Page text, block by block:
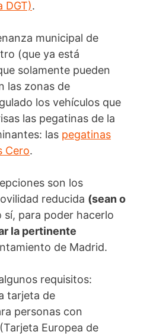
DGT).
municipal de
(que ya está
solamente pueden
las zonas de
los vehículos que
las pegatinas de la
las pegatinas
Cero.
son los
reducida (sean o
sí, para poder hacerlo
la pertinente
de Madrid.
requisitos:
tarjeta de
personas con
Europea de